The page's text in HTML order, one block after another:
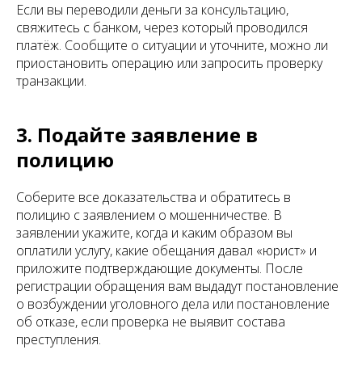
Если вы переводили деньги за консультацию,
свяжитесь с банком, через который проводился
платёж. Сообщите о ситуации и уточните, можно ли
приостановить операцию или запросить проверку
транзакции.
3. Подайте заявление в
полицию
Соберите все доказательства и обратитесь в
полицию с заявлением о мошенничестве. В
заявлении укажите, когда и каким образом вы
оплатили услугу, какие обещания давал «юрист» и
приложите подтверждающие документы. После
регистрации обращения вам выдадут постановление
о возбуждении уголовного дела или постановление
об отказе, если проверка не выявит состава
преступления.